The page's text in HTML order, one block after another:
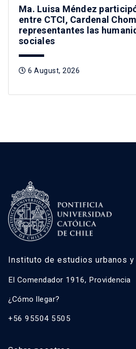
Ma. Luisa Méndez
entre CTCI, Cardenal
representantes las
sociales
6 August, 2026
Instituto de estudios urbanos
El Comendador 1916, Providencia
¿Cómo llegar?
+56 95504 5505